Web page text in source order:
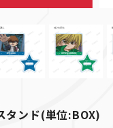
タンド(単位:BOX)